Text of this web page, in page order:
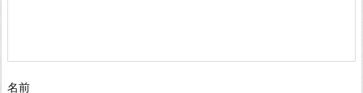
名前